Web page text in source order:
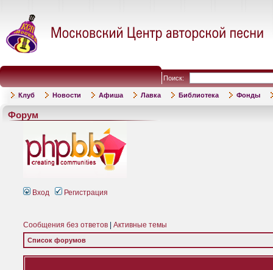
Поиск:
Клуб Новости Афиша Лавка Библиотека Фонды
Форум
Вход Регистрация
Сообщения без ответов Активные темы
Список форумов